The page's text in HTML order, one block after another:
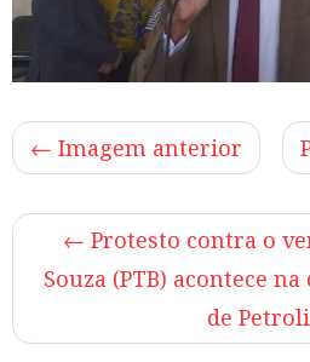
← Imagem anterior
← Protesto contra o
Souza (PTB) acontece
de